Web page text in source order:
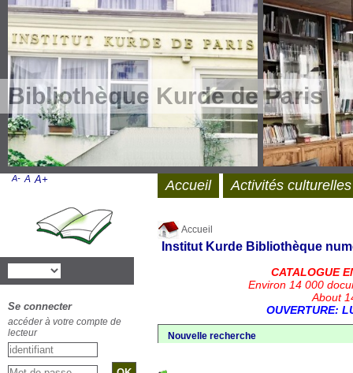
Bibliothèque Kurde de Paris
Accueil
Institut Kurde Bibliothèque
CATALOGUE
Environ 14 000
About
OUVERTURE:
Nouvelle recherche
Accueil Activités culturelles
A- A A+
Se connecter
accéder à votre compte de
lecteur